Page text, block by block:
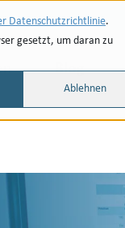
Datenschutzrichtlinie.
gesetzt, um daran zu
Ablehnen
Blog